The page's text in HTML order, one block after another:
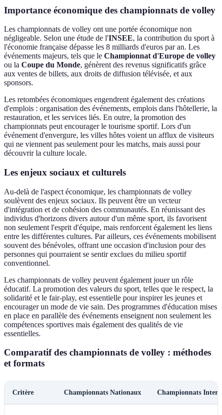
Importance économique des championnats de volley
Les championnats de volley ont une portée économique non
négligeable. Selon une étude de l'INSEE, la contribution du sport à
l'économie française dépasse les 8 milliards d'euros par an. Les
événements majeurs, tels que le Championnat d'Europe de volley
ou la Coupe du Monde, génèrent des revenus significatifs grâce
aux ventes de billets, aux droits de diffusion télévisée, et aux
sponsors.
Les retombées économiques engendrent également des créations
d'emplois : organisation des événements, emplois dans l'hôtellerie, la
restauration, et les services liés. En outre, la promotion des
championnats peut encourager le tourisme sportif. Lors d'un
événement d'envergure, les villes hôtes voient un afflux de visiteurs
qui ne viennent pas seulement pour les matchs, mais aussi pour
découvrir la culture locale.
Les enjeux sociaux et culturels
Au-delà de l'aspect économique, les championnats de volley
soulèvent des enjeux sociaux. Ils peuvent être un vecteur
d'intégration et de cohésion des communautés. En réunissant des
individus d'horizons divers autour d'un même sport, ils favorisent
non seulement l'esprit d'équipe, mais renforcent également les liens
entre les différentes cultures. Par ailleurs, ces événements mobilisent
souvent des bénévoles, offrant une occasion d'inclusion pour des
personnes qui pourraient se sentir exclues du milieu sportif
conventionnel.
Les championnats de volley peuvent également jouer un rôle
éducatif. La promotion des valeurs du sport, telles que le respect, la
solidarité et le fair-play, est essentielle pour inspirer les jeunes et
encourager un mode de vie sain. Des programmes d'éducation mises
en place en parallèle des événements enseignent non seulement les
compétences sportives mais également des qualités de vie
essentielles.
Comparatif des championnats de volley : méthodes
et formats
Critère Championnats Nationaux Championnats